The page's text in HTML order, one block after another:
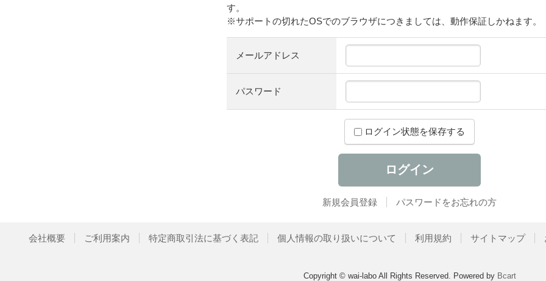
す。
※サポートの切れたOSでのブラウザにつきましては、動作保証しかねます。
メールアドレス
パスワード
ログイン状態を保存する
新規会員登録 パスワードをお忘れの方
会社概要 ご利用案内 特定商取引法に基づく表記 個人情報の取り扱いについて 利用規約 サイトマップ
Copyright © wai-labo All Rights Reserved. Powered by Bcart